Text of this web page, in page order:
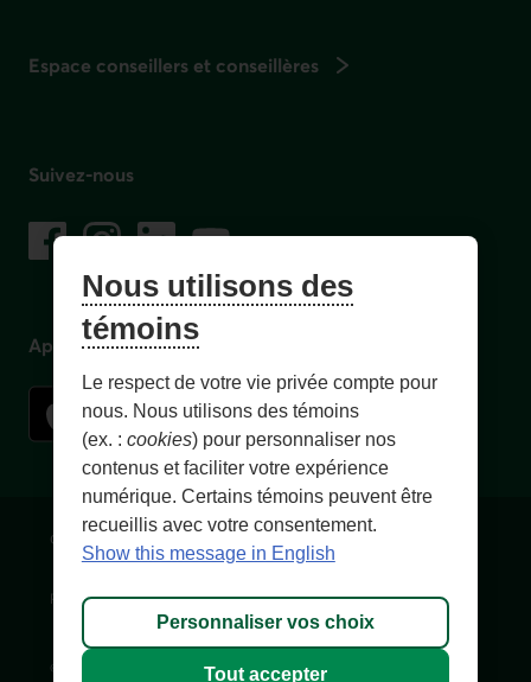
Espace conseillers et conseillères
Suivez-nous
Facebook
– Lien externe au site. Cet hyperlien s'ouvrira dans une
Instagram
– Lien externe au site. Cet hyperlien s'ouvrira dans
LinkedIn
– Lien externe au site. Cet hyperlien
YouTube
– Lien externe au site. Cet hyperlien
Application mobile
Conditions d'utilisation et notes légales
Personnaliser les témoins Accessibilité Plan du site
© 1996- , Fédération des caisses Desjardins du Québec. Tous
Nous utilisons des
témoins
Le respect de votre vie privée compte pour
nous. Nous utilisons des témoins
(ex. : cookies) pour personnaliser nos
contenus et faciliter votre expérience
numérique. Certains témoins peuvent être
recueillis avec votre consentement.
Show this message in English
Personnaliser vos choix
Tout accepter